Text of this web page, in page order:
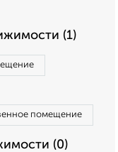
(1)
помещение
(0)